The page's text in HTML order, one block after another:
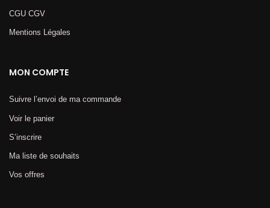
CGU CGV
Mentions Légales​
MON COMPTE
Suivre l’envoi de ma commande
Voir le panier
S’inscrire
Ma liste de souhaits
Vos offres